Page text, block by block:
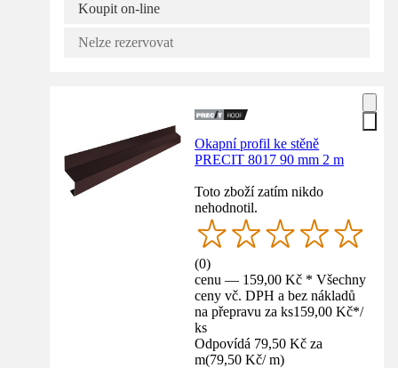
Koupit on-line
Nelze rezervovat
Okapní profil ke stěně
PRECIT 8017 90 mm 2 m
Toto zboží zatím nikdo
nehodnotil.
(0)
cenu — 159,00 Kč * Všechny
ceny vč. DPH a bez nákladů
na přepravu za ks159,00 Kč*/
ks
Odpovídá 79,50 Kč za
m(79,50 Kč/ m)